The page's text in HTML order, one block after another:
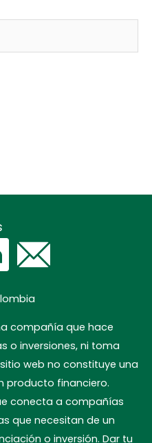
compañía que hace
o inversiones, ni toma
web no constituye una
producto financiero.
conecta a compañías
que necesitan de un
o inversión. Dar tu